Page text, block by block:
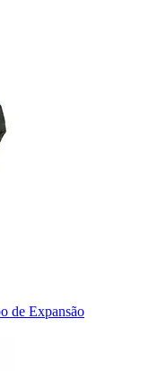
de Expansão